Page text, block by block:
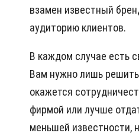
взамен известный
аудиторию клиентов.
В каждом случае есть
Вам нужно лишь
окажется
фирмой или лучше
меньшей известности,